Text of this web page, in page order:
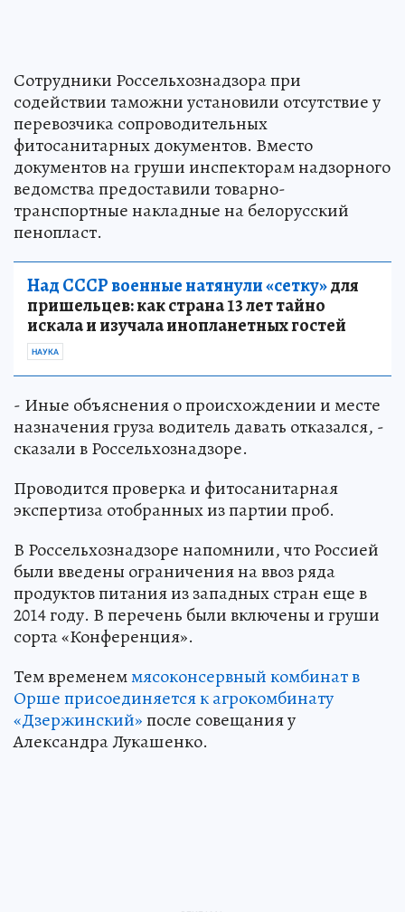
Сотрудники Россельхознадзора при
содействии таможни установили отсутствие у
перевозчика сопроводительных
фитосанитарных документов. Вместо
документов на груши инспекторам надзорного
ведомства предоставили товарно-
транспортные накладные на белорусский
пенопласт.
Над СССР военные натянули «сетку»для
пришельцев: как страна 13 лет тайно
искала и изучала инопланетных гостей
НАУКА
- Иные объяснения о происхождении и месте
назначения груза водитель давать отказался, -
сказали в Россельхознадзоре.
Проводится проверка и фитосанитарная
экспертиза отобранных из партии проб.
В Россельхознадзоре напомнили, что Россией
были введены ограничения на ввоз ряда
продуктов питания из западных стран еще в
2014 году. В перечень были включены и груши
сорта «Конференция».
Тем временеммясоконсервный комбинат в
Орше присоединяется к агрокомбинату
«Дзержинский»после совещания у
Александра Лукашенко.